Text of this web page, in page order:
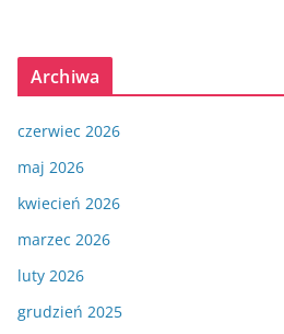
Archiwa
czerwiec 2026
maj 2026
kwiecień 2026
marzec 2026
luty 2026
grudzień 2025